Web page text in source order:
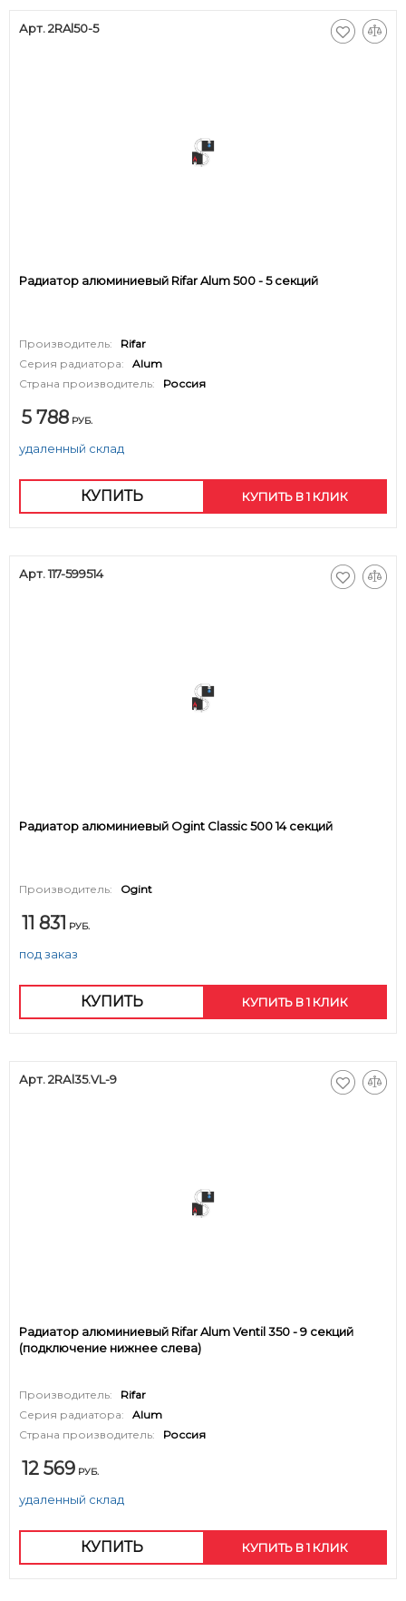
Арт. 2RAl50-5
Радиатор алюминиевый Rifar Alum 500 - 5 секций
Производитель:
Rifar
Серия радиатора:
Alum
Страна производитель:
Россия
5 788 РУБ.
удаленный склад
КУПИТЬ КУПИТЬ В 1 КЛИК
Арт. 117-599514
Радиатор алюминиевый Ogint Classic 500 14 секций
Производитель: Ogint
11 831 РУБ.
под заказ
КУПИТЬ КУПИТЬ В 1 КЛИК
Арт. 2RАl35.VL-9
Радиатор алюминиевый Rifar Alum Ventil 350 - 9 секций
(подключение нижнее слева)
Производитель:
Rifar
Серия радиатора:
Alum
Страна производитель:
Россия
12 569 РУБ.
удаленный склад
КУПИТЬ КУПИТЬ В 1 КЛИК